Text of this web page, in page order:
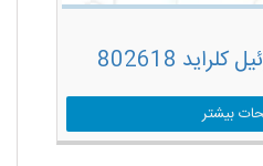
بیشتر